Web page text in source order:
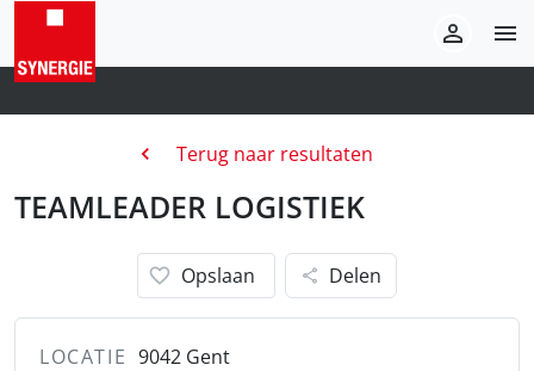
Terug naar resultaten
Opslaan Delen
TEAMLEADER LOGISTIEK
LOCATIE 9042 Gent